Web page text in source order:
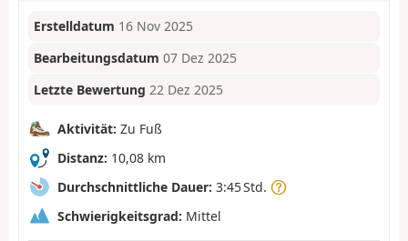
Erstelldatum 16 Nov 2025
Bearbeitungsdatum 07 Dez 2025
Letzte Bewertung 22 Dez 2025
Aktivität: Zu Fuß
Distanz: 10,08 km
Durchschnittliche Dauer: 3:45 Std.
Schwierigkeitsgrad: Mittel